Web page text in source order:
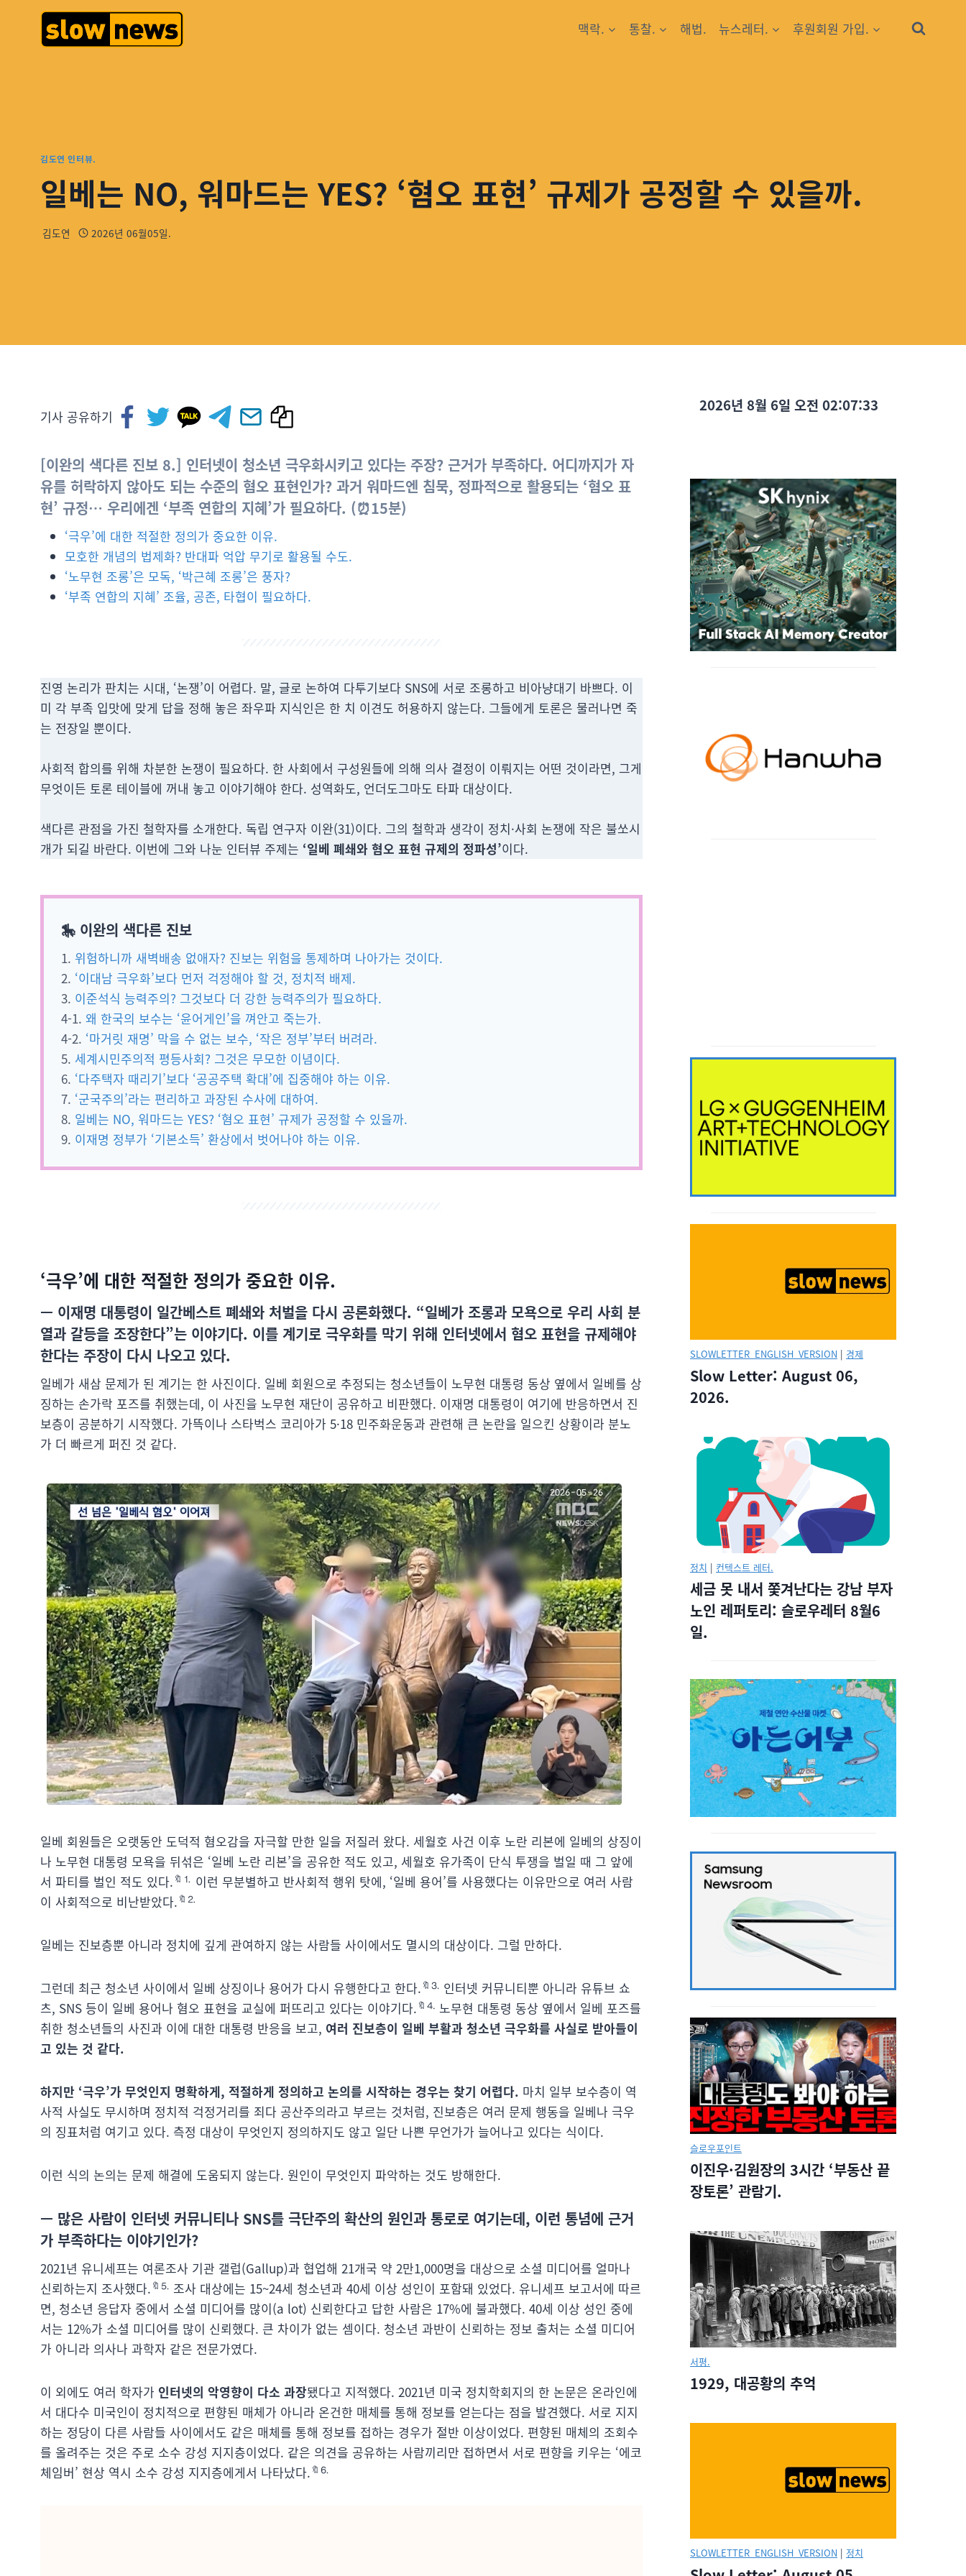
맥락. 통찰. 해법. 뉴스레터. 후원회원 가입.
김도연 인터뷰.
일베는 NO, 워마드는 YES? ‘혐오 표현’ 규제가 공정할 수 있을까.
김도연 2026년 06월05일.
기사 공유하기
[이완의 색다른 진보 8.] 인터넷이 청소년 극우화시키고 있다는 주장? 근거가 부족하다. 어디까지가 자
유를 허락하지 않아도 되는 수준의 혐오 표현인가? 과거 워마드엔 침묵, 정파적으로 활용되는 ‘혐오 표
현’ 규정… 우리에겐 ‘부족 연합의 지혜’가 필요하다. (⏰15분)
‘극우’에 대한 적절한 정의가 중요한 이유.
모호한 개념의 법제화? 반대파 억압 무기로 활용될 수도.
‘노무현 조롱’은 모독, ‘박근혜 조롱’은 풍자?
‘부족 연합의 지혜’ 조율, 공존, 타협이 필요하다.
진영 논리가 판치는 시대, ‘논쟁’이 어렵다. 말, 글로 논하여 다투기보다 SNS에 서로 조롱하고 비아냥대기 바쁘다. 이
미 각 부족 입맛에 맞게 답을 정해 놓은 좌우파 지식인은 한 치 이견도 허용하지 않는다. 그들에게 토론은 물러나면 죽
는 전장일 뿐이다.
사회적 합의를 위해 차분한 논쟁이 필요하다. 한 사회에서 구성원들에 의해 의사 결정이 이뤄지는 어떤 것이라면, 그게
무엇이든 토론 테이블에 꺼내 놓고 이야기해야 한다. 성역화도, 언더도그마도 타파 대상이다.
색다른 관점을 가진 철학자를 소개한다. 독립 연구자 이완(31)이다. 그의 철학과 생각이 정치·사회 논쟁에 작은 불쏘시
개가 되길 바란다. 이번에 그와 나눈 인터뷰 주제는 ‘일베 폐쇄와 혐오 표현 규제의 정파성’이다.
🎠 이완의 색다른 진보
1. 위험하니까 새벽배송 없애자? 진보는 위험을 통제하며 나아가는 것이다.
2. ‘이대남 극우화’보다 먼저 걱정해야 할 것, 정치적 배제.
3. 이준석식 능력주의? 그것보다 더 강한 능력주의가 필요하다.
4-1. 왜 한국의 보수는 ‘윤어게인’을 껴안고 죽는가.
4-2. ‘마거릿 재명’ 막을 수 없는 보수, ‘작은 정부’부터 버려라.
5. 세계시민주의적 평등사회? 그것은 무모한 이념이다.
6. ‘다주택자 때리기’보다 ‘공공주택 확대’에 집중해야 하는 이유.
7. ‘군국주의’라는 편리하고 과장된 수사에 대하여.
8. 일베는 NO, 워마드는 YES? ‘혐오 표현’ 규제가 공정할 수 있을까.
9. 이재명 정부가 ‘기본소득’ 환상에서 벗어나야 하는 이유.
‘극우’에 대한 적절한 정의가 중요한 이유.
— 이재명 대통령이 일간베스트 폐쇄와 처벌을 다시 공론화했다. “일베가 조롱과 모욕으로 우리 사회 분
열과 갈등을 조장한다”는 이야기다. 이를 계기로 극우화를 막기 위해 인터넷에서 혐오 표현을 규제해야
한다는 주장이 다시 나오고 있다.
일베가 새삼 문제가 된 계기는 한 사진이다. 일베 회원으로 추정되는 청소년들이 노무현 대통령 동상 옆에서 일베를 상
징하는 손가락 포즈를 취했는데, 이 사진을 노무현 재단이 공유하고 비판했다. 이재명 대통령이 여기에 반응하면서 진
보층이 공분하기 시작했다. 가뜩이나 스타벅스 코리아가 5·18 민주화운동과 관련해 큰 논란을 일으킨 상황이라 분노
가 더 빠르게 퍼진 것 같다.
일베 회원들은 오랫동안 도덕적 혐오감을 자극할 만한 일을 저질러 왔다. 세월호 사건 이후 노란 리본에 일베의 상징이
나 노무현 대통령 모욕을 뒤섞은 ‘일베 노란 리본’을 공유한 적도 있고, 세월호 유가족이 단식 투쟁을 벌일 때 그 앞에
서 파티를 벌인 적도 있다. 🔖⒈ 이런 무분별하고 반사회적 행위 탓에, ‘일베 용어’를 사용했다는 이유만으로 여러 사람
이 사회적으로 비난받았다. 🔖⒉
일베는 진보층뿐 아니라 정치에 깊게 관여하지 않는 사람들 사이에서도 멸시의 대상이다. 그럴 만하다.
그런데 최근 청소년 사이에서 일베 상징이나 용어가 다시 유행한다고 한다. 🔖⒊ 인터넷 커뮤니티뿐 아니라 유튜브 쇼
츠, SNS 등이 일베 용어나 혐오 표현을 교실에 퍼뜨리고 있다는 이야기다. 🔖⒋ 노무현 대통령 동상 옆에서 일베 포즈를
취한 청소년들의 사진과 이에 대한 대통령 반응을 보고, 여러 진보층이 일베 부활과 청소년 극우화를 사실로 받아들이
고 있는 것 같다.
하지만 ‘극우’가 무엇인지 명확하게, 적절하게 정의하고 논의를 시작하는 경우는 찾기 어렵다. 마치 일부 보수층이 역
사적 사실도 무시하며 정치적 걱정거리를 죄다 공산주의라고 부르는 것처럼, 진보층은 여러 문제 행동을 일베나 극우
의 징표처럼 여기고 있다. 측정 대상이 무엇인지 정의하지도 않고 일단 나쁜 무언가가 늘어나고 있다는 식이다.
이런 식의 논의는 문제 해결에 도움되지 않는다. 원인이 무엇인지 파악하는 것도 방해한다.
— 많은 사람이 인터넷 커뮤니티나 SNS를 극단주의 확산의 원인과 통로로 여기는데, 이런 통념에 근거
가 부족하다는 이야기인가?
2021년 유니세프는 여론조사 기관 갤럽(Gallup)과 협업해 21개국 약 2만1,000명을 대상으로 소셜 미디어를 얼마나
신뢰하는지 조사했다. 🔖⒌ 조사 대상에는 15~24세 청소년과 40세 이상 성인이 포함돼 있었다. 유니세프 보고서에 따르
면, 청소년 응답자 중에서 소셜 미디어를 많이(a lot) 신뢰한다고 답한 사람은 17%에 불과했다. 40세 이상 성인 중에
서는 12%가 소셜 미디어를 많이 신뢰했다. 큰 차이가 없는 셈이다. 청소년 과반이 신뢰하는 정보 출처는 소셜 미디어
가 아니라 의사나 과학자 같은 전문가였다.
이 외에도 여러 학자가 인터넷의 악영향이 다소 과장됐다고 지적했다. 2021년 미국 정치학회지의 한 논문은 온라인에
서 대다수 미국인이 정치적으로 편향된 매체가 아니라 온건한 매체를 통해 정보를 얻는다는 점을 발견했다. 서로 지지
하는 정당이 다른 사람들 사이에서도 같은 매체를 통해 정보를 접하는 경우가 절반 이상이었다. 편향된 매체의 조회수
를 올려주는 것은 주로 소수 강성 지지층이었다. 같은 의견을 공유하는 사람끼리만 접하면서 서로 편향을 키우는 ‘에코
체임버’ 현상 역시 소수 강성 지지층에게서 나타났다. 🔖⒍
2026년 8월 6일 오전 02:07:34
SLOWLETTER_ENGLISH_VERSION | 경제
Slow Letter: August 06,
2026.
정치 | 컨텍스트 레터.
세금 못 내서 쫓겨난다는 강남 부자
노인 레퍼토리: 슬로우레터 8월6
일.
슬로우포인트
이진우·김원장의 3시간 ‘부동산 끝
장토론’ 관람기.
서평.
1929, 대공황의 추억
SLOWLETTER_ENGLISH_VERSION | 정치